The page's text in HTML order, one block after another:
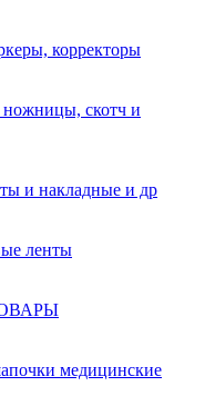
корректоры
скотч и
и накладные и др
ленты
медицинские